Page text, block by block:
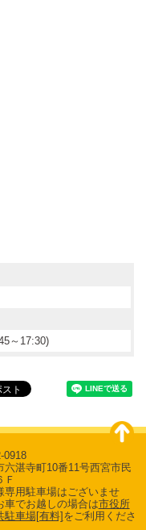
～17:30)
0918
六湛寺町10番11号西宮市民
Ｆ
専用駐車場はございませ
車でお越しの場合は市役所
駐車場[有料]をご利用くださ